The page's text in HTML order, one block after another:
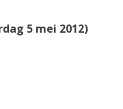
5 mei 2012)